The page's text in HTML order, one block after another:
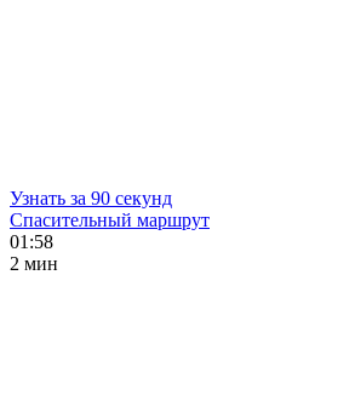
Узнать за 90 секунд
Спасительный маршрут
01:58
2 мин